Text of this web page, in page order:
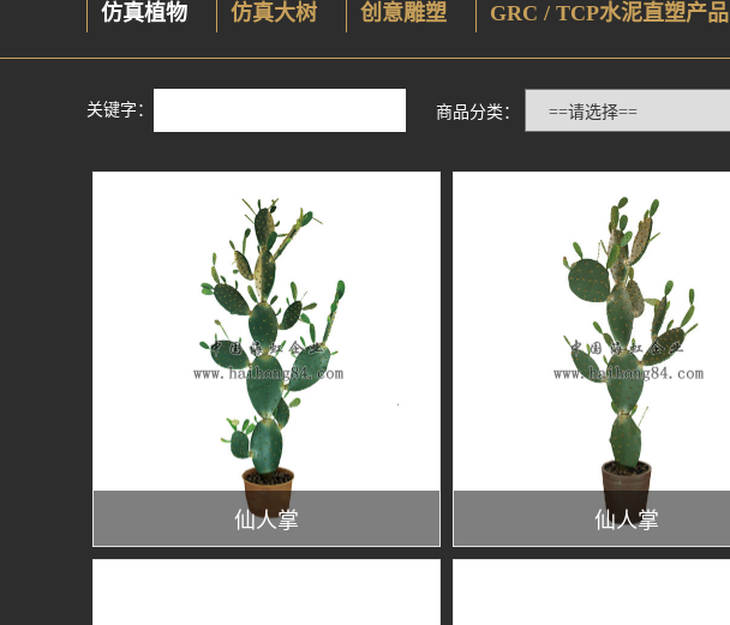
仿真植物 仿真大树 创意雕塑 GRC / TCP水泥直塑产品
关键字： 商品分类：
仙人掌 仙人掌